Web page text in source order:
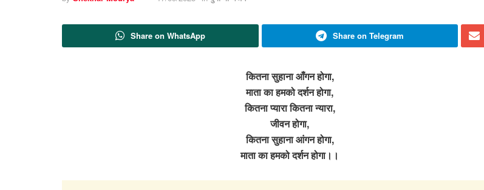
Share on WhatsApp Share on Telegram
कितना सुहाना आँगन होगा,
माता का हमको दर्शन होगा,
कितना प्यारा कितना न्यारा,
जीवन होगा,
कितना सुहाना आंगन होगा,
माता का हमको दर्शन होगा।।